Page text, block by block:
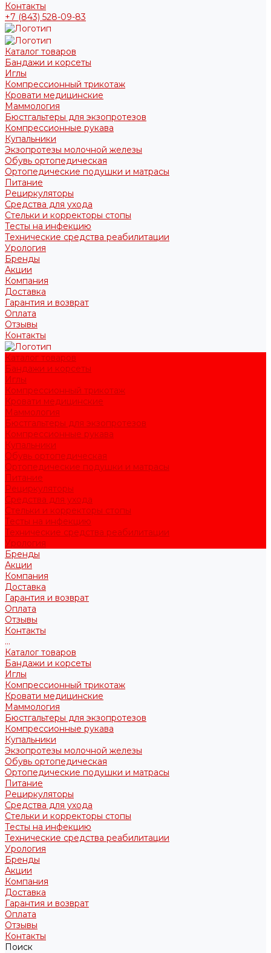
Контакты
+7 (843) 528-09-83
Каталог товаров
Бандажи и корсеты
Иглы
Компрессионный трикотаж
Кровати медицинские
Маммология
Бюстгальтеры для экзопротезов
Компрессионные рукава
Купальники
Экзопротезы молочной железы
Обувь ортопедическая
Ортопедические подушки и матрасы
Питание
Рециркуляторы
Средства для ухода
Стельки и корректоры стопы
Тесты на инфекцию
Технические средства реабилитации
Урология
Бренды
Акции
Компания
Доставка
Гарантия и возврат
Оплата
Отзывы
Контакты
Каталог товаров
Бандажи и корсеты
Иглы
Компрессионный трикотаж
Кровати медицинские
Маммология
Бюстгальтеры для экзопротезов
Компрессионные рукава
Купальники
Обувь ортопедическая
Ортопедические подушки и матрасы
Питание
Рециркуляторы
Средства для ухода
Стельки и корректоры стопы
Тесты на инфекцию
Технические средства реабилитации
Урология
Бренды
Акции
Компания
Доставка
Гарантия и возврат
Оплата
Отзывы
Контакты
...
Каталог товаров
Бандажи и корсеты
Иглы
Компрессионный трикотаж
Кровати медицинские
Маммология
Бюстгальтеры для экзопротезов
Компрессионные рукава
Купальники
Экзопротезы молочной железы
Обувь ортопедическая
Ортопедические подушки и матрасы
Питание
Рециркуляторы
Средства для ухода
Стельки и корректоры стопы
Тесты на инфекцию
Технические средства реабилитации
Урология
Бренды
Акции
Компания
Доставка
Гарантия и возврат
Оплата
Отзывы
Контакты
Поиск